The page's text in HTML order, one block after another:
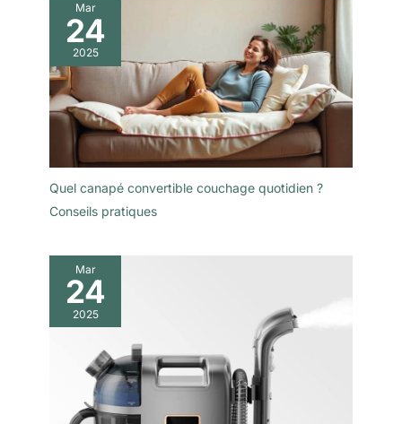
Mar
24
2025
Quel canapé convertible couchage quotidien ?
Conseils pratiques
Mar
24
2025